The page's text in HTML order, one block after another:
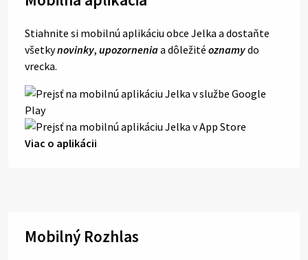
Stiahnite si mobilnú aplikáciu obce Jelka a dostaňte
všetkynovinky, upozorneniaa dôležité oznamydo
vrecka.
Viac o aplikácii
Mobilný Rozhlas